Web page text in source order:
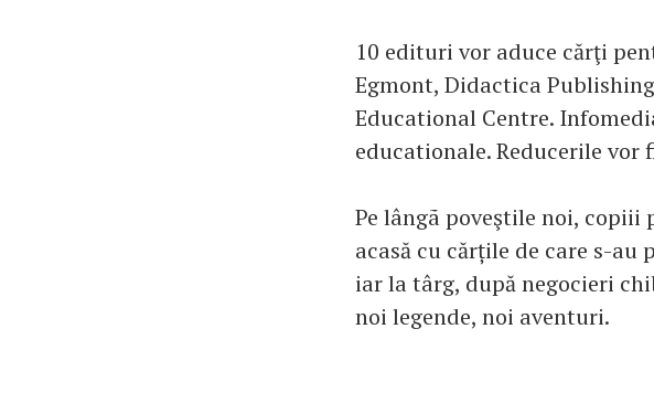
10 edituri vor aduce cărţi
Egmont, Didactica
Educational Centre.
educationale. Reducerile vor
Pe lângã poveştile noi, copiii
acasă cu cărțile de care s-
iar la târg, după negocieri
noi legende, noi aventuri.